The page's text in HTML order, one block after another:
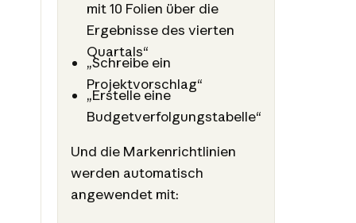
mit 10 Folien über die
Ergebnisse des vierten
Quartals“
„Schreibe ein
Projektvorschlag“
„Erstelle eine
Budgetverfolgungstabelle“
Und die Markenrichtlinien
werden automatisch
angewendet mit: